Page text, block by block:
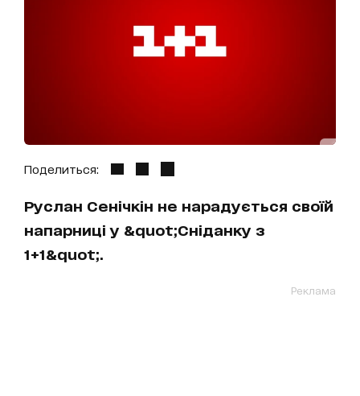
Поделиться:
Руслан Сенічкін не нарадується своїй
напарниці у &quot;Сніданку з
1+1&quot;.
Реклама